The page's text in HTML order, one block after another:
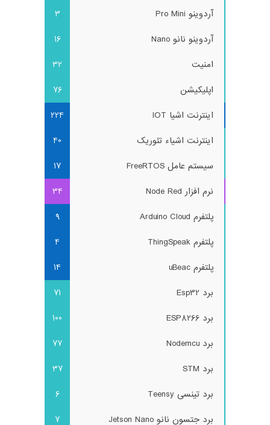
آردوینو Pro Mini
3
آردوینو نانو Nano
16
امنیت
32
اپلیکیشن
76
اینترنت اشیا IOT
224
اینترنت اشیاء تئوریک
40
سیستم عامل FreeRTOS
17
نرم افزار Node Red
34
پلتفرم Arduino Cloud
9
پلتفرم ThingSpeak
4
پلتفرم uBeac
14
برد Esp32
71
برد ESP8266
100
برد Nodemcu
77
برد STM
37
برد تینسی Teensy
6
برد جتسون نانو Jetson Nano
7